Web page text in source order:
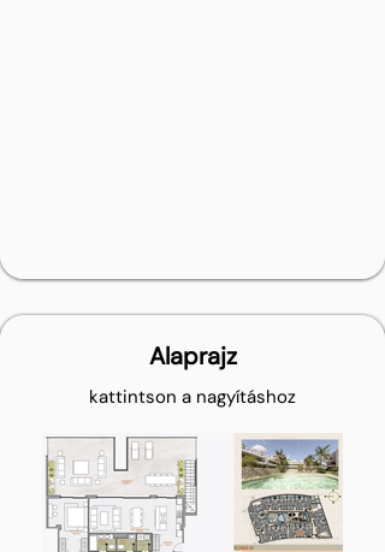
Alaprajz
kattintson a nagyításhoz